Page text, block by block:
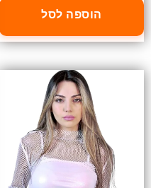
הוספה לסל